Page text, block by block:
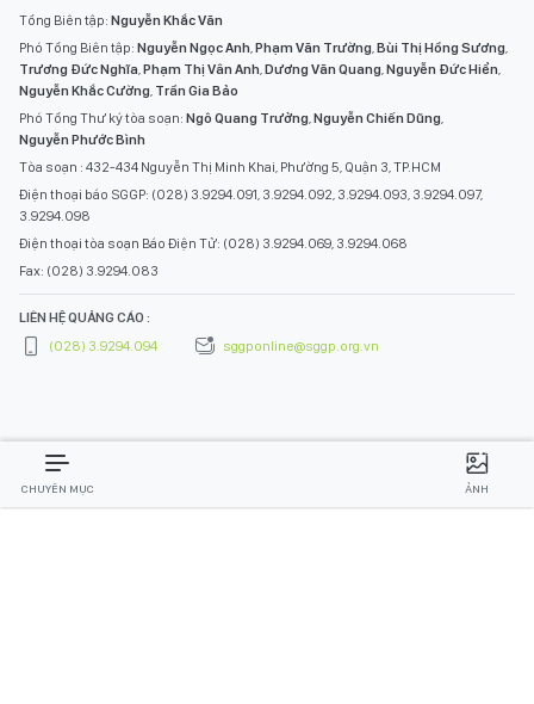
Tổng Biên tập: Nguyễn Khắc Văn
Phó Tổng Biên tập: Nguyễn Ngọc Anh Phạm Văn Trường Bùi Thị Hồng Sương
Trương Đức Nghĩa Phạm Thị Vân Anh Dương Văn Quang Nguyễn Đức Hiển
Nguyễn Khắc Cường Trần Gia Bảo
Phó Tổng Thư ký tòa soạn: Ngô Quang Trưởng Nguyễn Chiến Dũng
Nguyễn Phước Bình
Tòa soạn : 432-434 Nguyễn Thị Minh Khai, Phường 5, Quận 3, TP.HCM
Điện thoại báo SGGP: (028) 3.9294.091, 3.9294.092, 3.9294.093, 3.9294.097,
3.9294.098
Điện thoại tòa soạn Báo Điện Tử: (028) 3.9294.069, 3.9294.068
Fax: (028) 3.9294.083
LIÊN HỆ QUẢNG CÁO :
(028) 3.9294.094
sggponline@sggp.org.vn
CHUYÊN MỤC ẢNH